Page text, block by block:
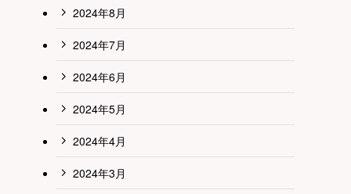
2024年8月
2024年7月
2024年6月
2024年5月
2024年4月
2024年3月